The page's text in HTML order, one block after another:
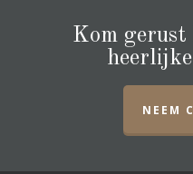
Kom gerust
NEEM